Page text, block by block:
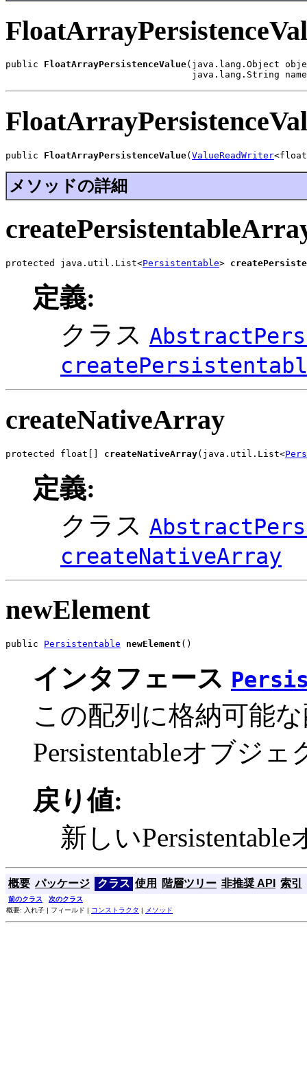
public FloatArrayPersistenceValue(java.lang.Object
java.lang.String
public FloatArrayPersistenceValue(ValueReadWriter
メソッドの詳細
protected java.util.List<Persistentable>
定義:
クラス
createNativeArray
protected float[] createNativeArray(java.util.List<
定義:
クラス
createNativeArray
newElement
public Persistentable newElement ()
インタフェース
この配列に格納可能
Persistentableオブジ
戻り値:
新しい
概要 パッケージ クラス 使用 階層ツリー 非推奨 API 索引
前のクラス
次のクラス
概要: 入れ子 | フィールド | コンストラクタ | メソッド